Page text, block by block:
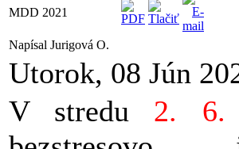
MDD 2021
Napísal Jurigová O.
Utorok, 08 Jún
V stredu 2. 6.